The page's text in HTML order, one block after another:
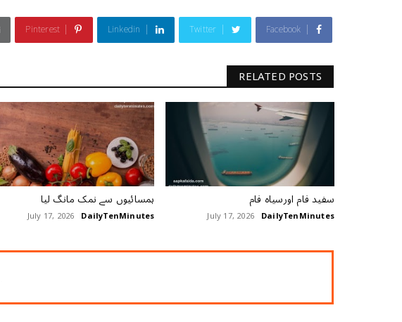
Facebook
Twitter
Linkedin
Pinterest
RELATED POSTS
سفید فام اورسیاہ فام
DailyTenMinutes
July 17, 2026
ہمسائیوں سے نمک مانگ لیا
DailyTenMinutes
July 17, 2026